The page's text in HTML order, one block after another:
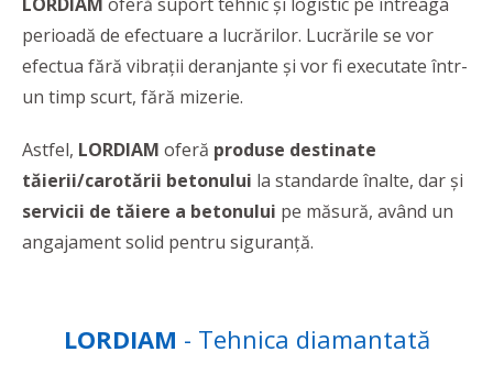
perioadă de efectuare a lucrărilor. Lucrările se vor
efectua fără vibrații deranjante și vor fi executate într-
un timp scurt, fără mizerie.
Astfel, LORDIAM oferă produse destinate
tăierii/carotării betonului la standarde înalte, dar și
servicii de tăiere a betonului pe măsură, având un
angajament solid pentru siguranță.
LORDIAM - Tehnica diamantată